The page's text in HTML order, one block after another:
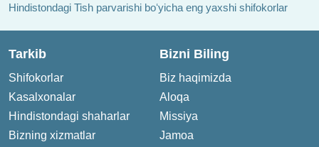
Hindistondagi Tish parvarishi boʻyicha eng yaxshi shifokorlar
Tarkib
Shifokorlar
Kasalxonalar
Hindistondagi shaharlar
Bizning xizmatlar
Bizni Biling
Biz haqimizda
Aloqa
Missiya
Jamoa